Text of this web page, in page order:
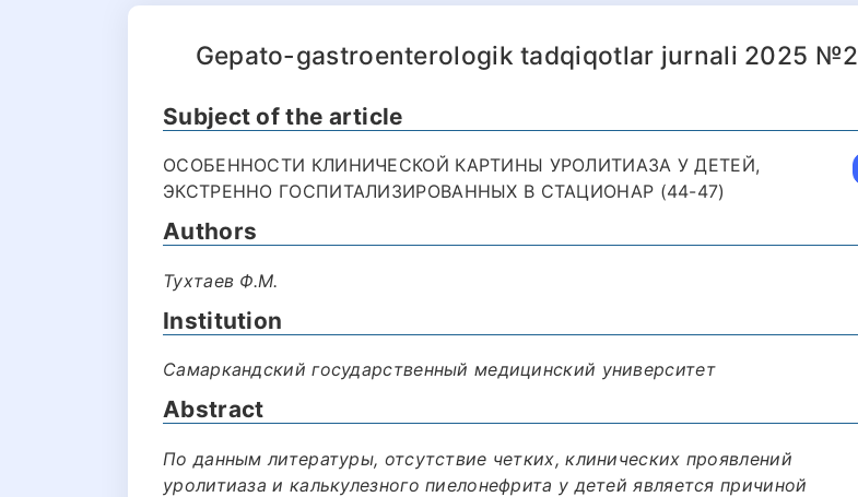
Gepato-gastroenterologik tadqiqotlar jurnali 2025 №2
Subject of the article
ОСОБЕННОСТИ КЛИНИЧЕСКОЙ КАРТИНЫ УРОЛИТИАЗА У ДЕТЕЙ,
ЭКСТРЕННО ГОСПИТАЛИЗИРОВАННЫХ В СТАЦИОНАР (44-47)
Authors
Тухтаев Ф.М.
Institution
Самаркандский государственный медицинский университет
Abstract
По данным литературы, отсутствие четких, клинических проявлений
уролитиаза и калькулезного пиелонефрита у детей является причиной